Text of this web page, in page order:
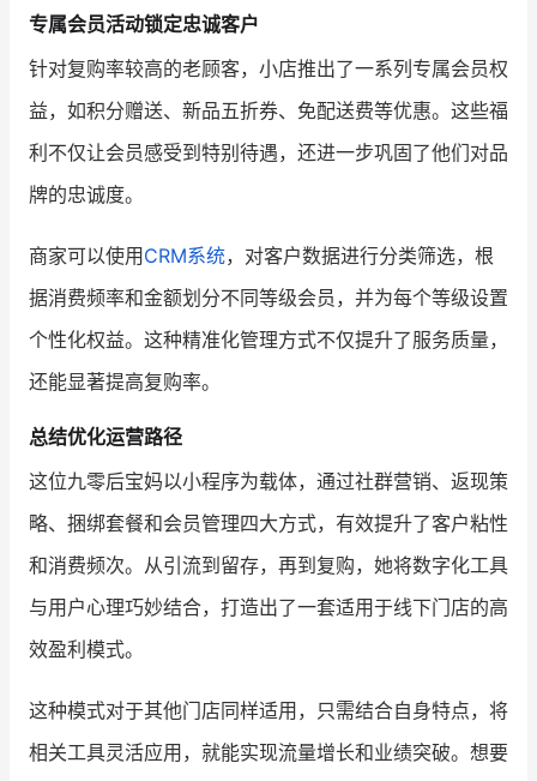
专属会员活动锁定忠诚客户
针对复购率较高的老顾客，小店推出了一系列专属会员权
益，如积分赠送、新品五折券、免配送费等优惠。这些福
利不仅让会员感受到特别待遇，还进一步巩固了他们对品
牌的忠诚度。
商家可以使用 CRM系统，对客户数据进行分类筛选，根
据消费频率和金额划分不同等级会员，并为每个等级设置
个性化权益。这种精准化管理方式不仅提升了服务质量，
还能显著提高复购率。
总结优化运营路径
这位九零后宝妈以小程序为载体，通过社群营销、返现策
略、捆绑套餐和会员管理四大方式，有效提升了客户粘性
和消费频次。从引流到留存，再到复购，她将数字化工具
与用户心理巧妙结合，打造出了一套适用于线下门店的高
效盈利模式。
这种模式对于其他门店同样适用，只需结合自身特点，将
相关工具灵活应用，就能实现流量增长和业绩突破。想要